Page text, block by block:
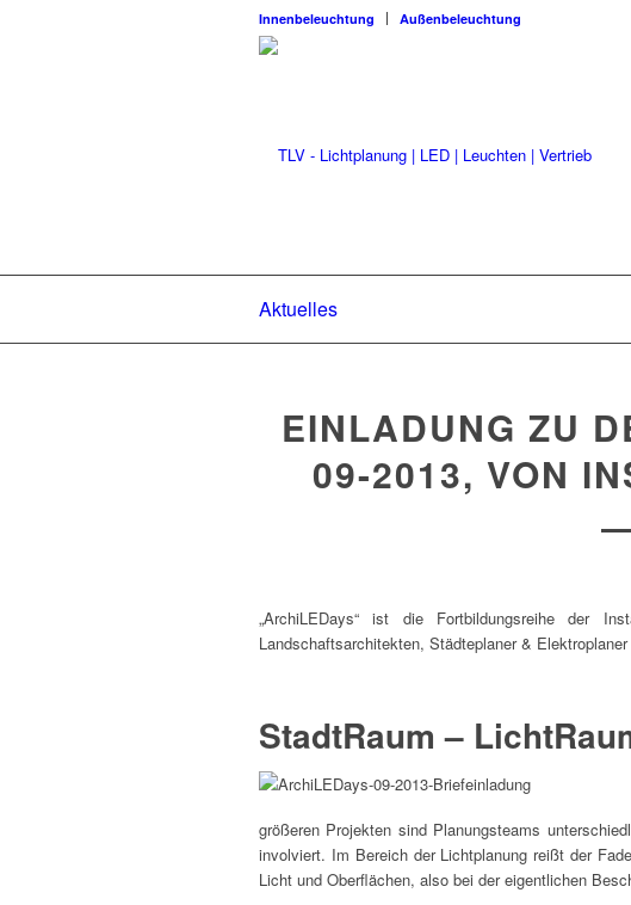
Innenbeleuchtung Außenbeleuchtung
Aktuelles
EINLADUNG ZU
09-2013, VON
„ArchiLEDays“ ist die Fortbildungsreihe der
Landschaftsarchitekten, Städteplaner & Elektroplaner
StadtRaum –
größeren Projekten sind Planungsteams
involviert. Im Bereich der Lichtplanung reißt der
Licht und Oberflächen, also bei der eigentlichen